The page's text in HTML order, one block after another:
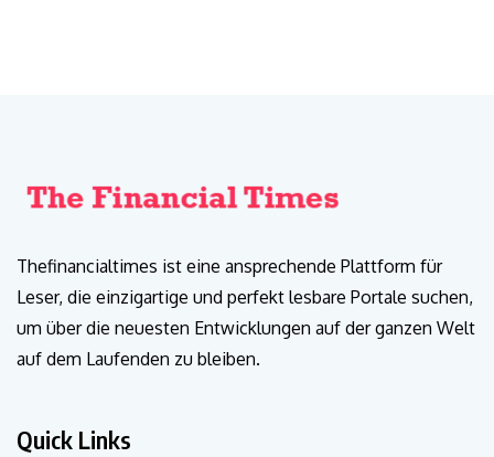
Thefinancialtimes ist eine ansprechende Plattform für
Leser, die einzigartige und perfekt lesbare Portale suchen,
um über die neuesten Entwicklungen auf der ganzen Welt
auf dem Laufenden zu bleiben.
Quick Links